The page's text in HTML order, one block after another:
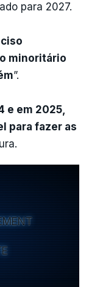
para 2027.
minoritário
”.
e em 2025,
para fazer as